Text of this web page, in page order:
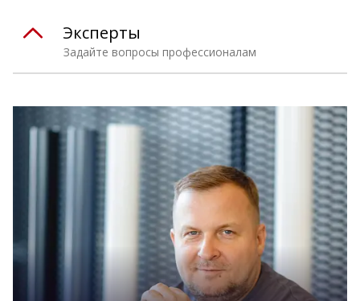
Задайте вопросы профессионалам
Эксперты